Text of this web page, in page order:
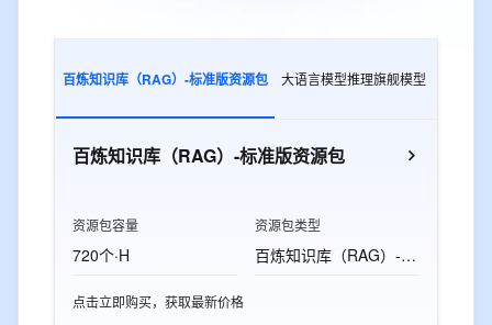
百炼知识库（RAG）-标准版资源包 大语言模型推理旗舰模型
百炼知识库（RAG）-标准版资源包
资源包容量
720个·H
资源包类型
百炼知识库（RAG）-标准版资源包
点击立即购买，获取最新价格